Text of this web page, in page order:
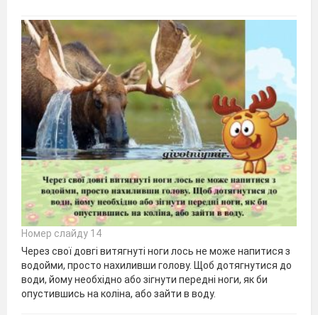
Номер слайду 14
Через свої довгі витягнуті ноги лось не може напитися з
водойми, просто нахиливши голову. Щоб дотягнутися до
води, йому необхідно або зігнути передні ноги, як би
опустившись на коліна, або зайти в воду.